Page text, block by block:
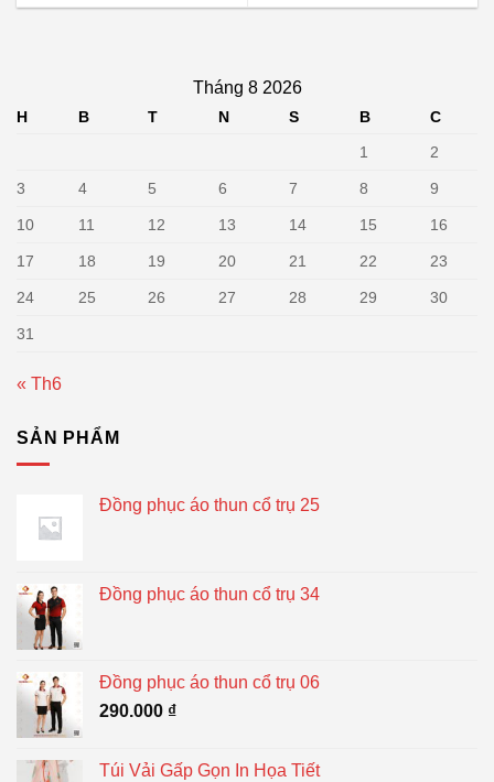
Tháng 8 2026
H B T N S B
C
1
2
3 4 5 6 7 8 9
10 11 12 13 14 15 16
17 18 19 20 21 22 23
24 25 26 27 28 29 30
31
« Th6
SẢN PHẨM
Đồng phục áo thun cổ trụ 25
Đồng phục áo thun cổ trụ 34
Đồng phục áo thun cổ trụ 06
290.000 ₫
Túi Vải Gấp Gọn In Họa Tiết